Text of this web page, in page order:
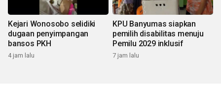
Kejari Wonosobo selidiki
dugaan penyimpangan
bansos PKH
4 jam lalu
KPU Banyumas siapkan
pemilih disabilitas menuju
Pemilu 2029 inklusif
7 jam lalu